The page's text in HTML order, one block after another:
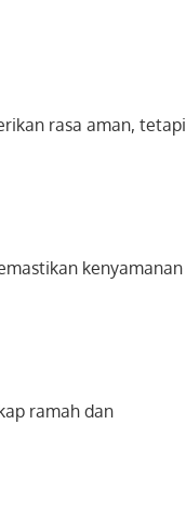
rasa aman, tetapi
kenyamanan
ramah dan